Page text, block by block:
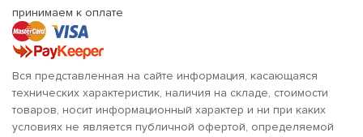
принимаем к оплате
Вся представленная на сайте информация, касающаяся
технических характеристик, наличия на складе, стоимости
товаров, носит информационный характер и ни при каких
условиях не является публичной офертой, определяемой